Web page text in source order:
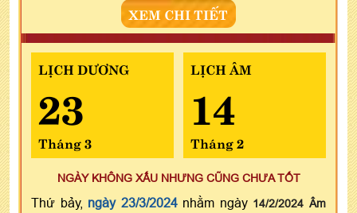
XEM CHI TIẾT
LỊCH DƯƠNG
23
Tháng 3
LỊCH ÂM
14
Tháng 2
NGÀY KHÔNG XẤU NHƯNG CŨNG CHƯA TỐT
Thứ bảy, ngày 23/3/2024nhằm ngày 14/2/2024 Âm